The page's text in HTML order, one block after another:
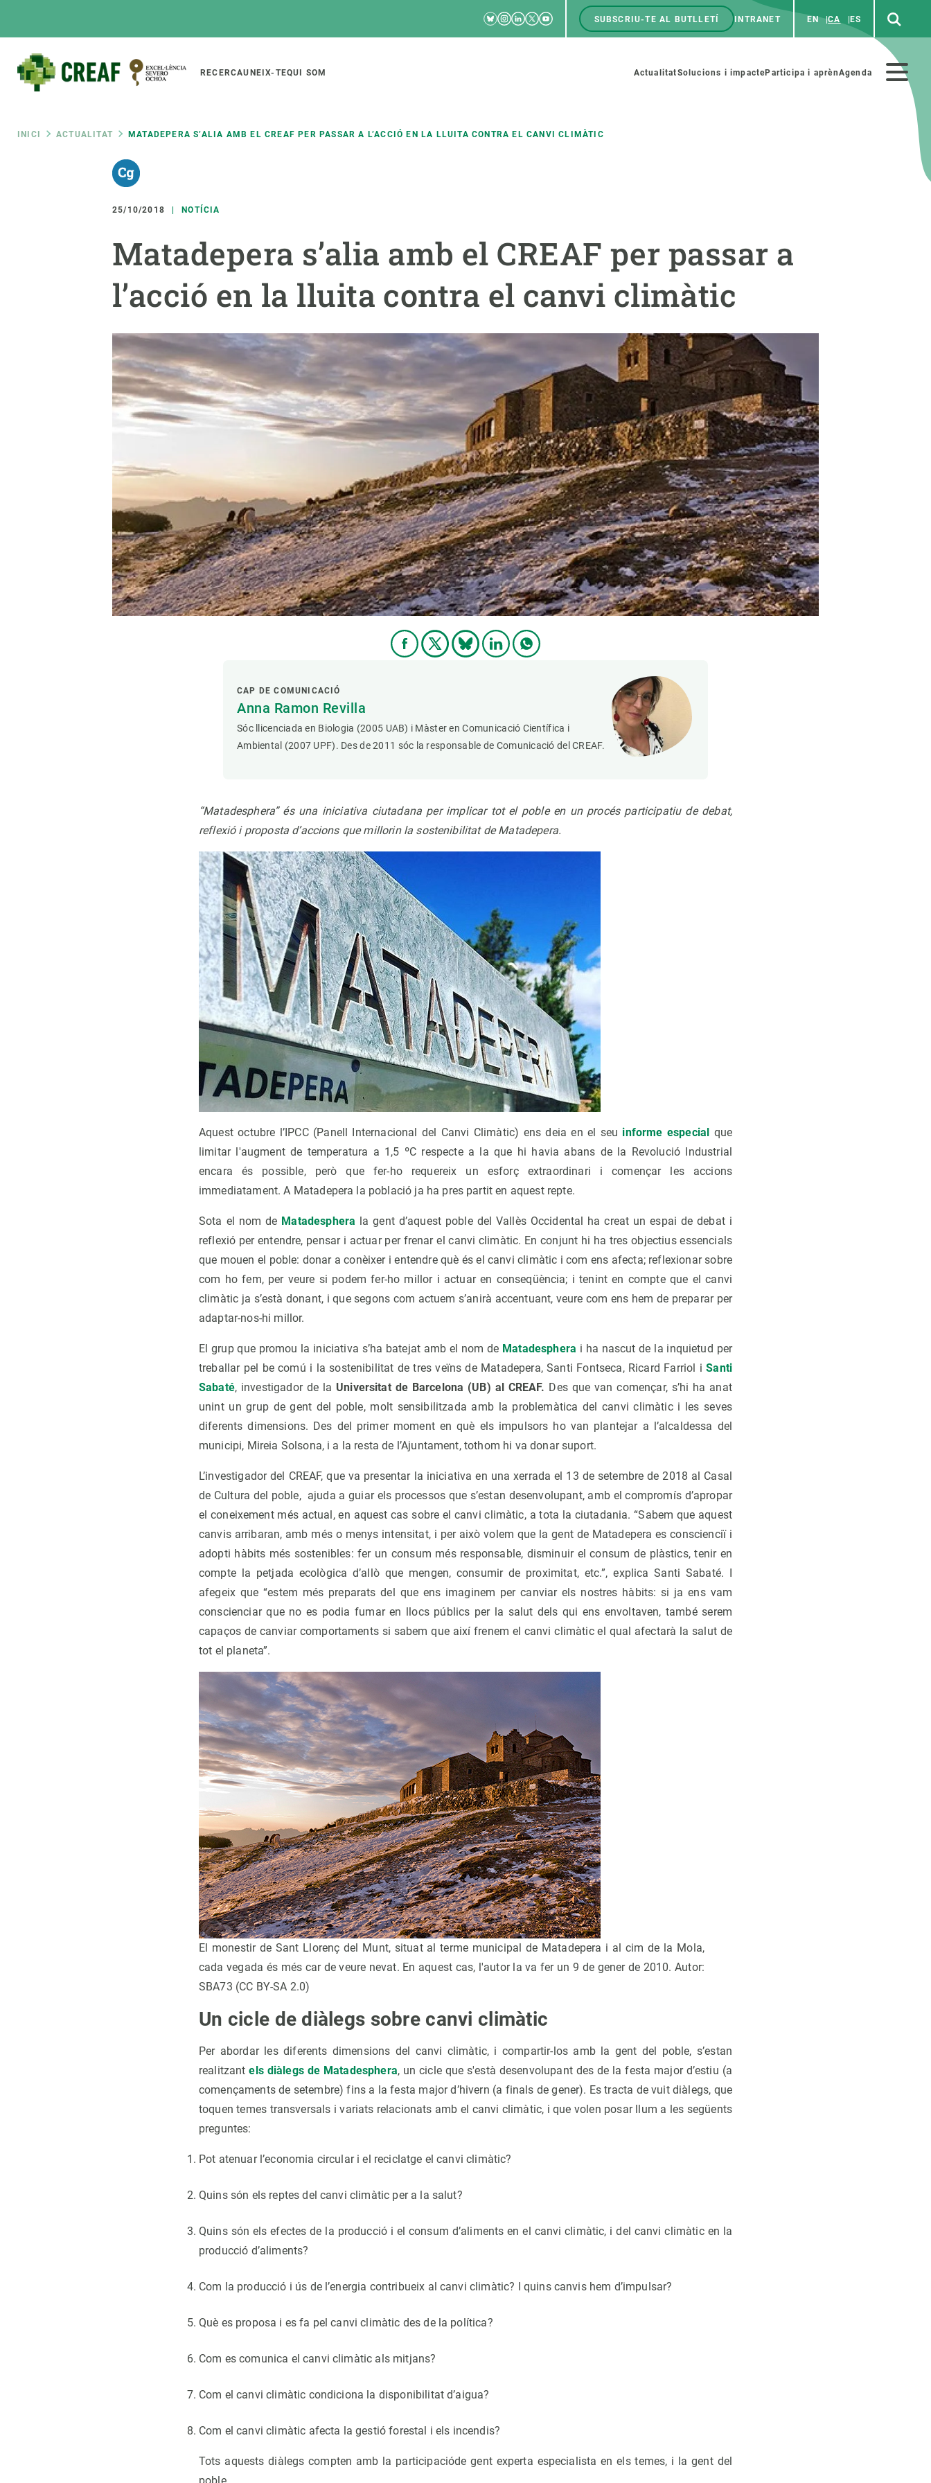
RRSS
Bluesky
Instagram
Linkedin
TwitterYoutube
Menú
SUBSCRIU-TE AL BUTLLETÍ INTRANET EN CA ES
Main
navigation
RECERCAUNEIX-TEQUI SOM
Menú
ActualitatSolucions i impacteParticipa i aprènAgenda
Fil
d'ariadna
INICI ACTUALITAT MATADEPERA S’ALIA AMB EL CREAF PER PASSAR A L’ACCIÓ EN LA LLUITA CONTRA EL CANVI CLIMÀTIC
25/10/2018 NOTÍCIA
Matadepera s’alia amb el CREAF per passar a
l’acció en la lluita contra el canvi climàtic
CAP DE COMUNICACIÓ
Anna Ramon Revilla
Sóc llicenciada en Biologia (2005 UAB) i Màster en Comunicació Científica i
Ambiental (2007 UPF). Des de 2011 sóc la responsable de Comunicació del CREAF.
“Matadesphera” és una iniciativa ciutadana per implicar tot el poble en un procés participatiu de debat,
reflexió i proposta d’accions que millorin la sostenibilitat de Matadepera.
Aquest octubre l’IPCC (Panell Internacional del Canvi Climàtic) ens deia en el seu informe especial que
limitar l'augment de temperatura a 1,5 ºC respecte a la que hi havia abans de la Revolució Industrial
encara és possible, però que fer-ho requereix un esforç extraordinari i començar les accions
immediatament. A Matadepera la població ja ha pres partit en aquest repte.
Sota el nom de Matadesphera la gent d’aquest poble del Vallès Occidental ha creat un espai de debat i
reflexió per entendre, pensar i actuar per frenar el canvi climàtic. En conjunt hi ha tres objectius essencials
que mouen el poble: donar a conèixer i entendre què és el canvi climàtic i com ens afecta; reflexionar sobre
com ho fem, per veure si podem fer-ho millor i actuar en conseqüència; i tenint en compte que el canvi
climàtic ja s’està donant, i que segons com actuem s’anirà accentuant, veure com ens hem de preparar per
adaptar-nos-hi millor.
El grup que promou la iniciativa s’ha batejat amb el nom de Matadesphera i ha nascut de la inquietud per
treballar pel be comú i la sostenibilitat de tres veïns de Matadepera, Santi Fontseca, Ricard Farriol iSanti
Sabaté, investigador de la Universitat de Barcelona (UB) al CREAF. Des que van començar, s’hi ha anat
unint un grup de gent del poble, molt sensibilitzada amb la problemàtica del canvi climàtic i les seves
diferents dimensions. Des del primer moment en què els impulsors ho van plantejar a l’alcaldessa del
municipi, Mireia Solsona, i a la resta de l’Ajuntament, tothom hi va donar suport.
L’investigador del CREAF, que va presentar la iniciativa en una xerrada el 13 de setembre de 2018 al Casal
de Cultura del poble, ajuda a guiar els processos que s’estan desenvolupant, amb el compromís d’apropar
el coneixement més actual, en aquest cas sobre el canvi climàtic, a tota la ciutadania. “Sabem que aquest
canvis arribaran, amb més o menys intensitat, i per això volem que la gent de Matadepera es conscienciï i
adopti hàbits més sostenibles: fer un consum més responsable, disminuir el consum de plàstics, tenir en
compte la petjada ecològica d’allò que mengen, consumir de proximitat, etc.”, explica Santi Sabaté. I
afegeix que “estem més preparats del que ens imaginem per canviar els nostres hàbits: si ja ens vam
conscienciar que no es podia fumar en llocs públics per la salut dels qui ens envoltaven, també serem
capaços de canviar comportaments si sabem que així frenem el canvi climàtic el qual afectarà la salut de
tot el planeta”.
El monestir de Sant Llorenç del Munt, situat al terme municipal de Matadepera i al cim de la Mola,
cada vegada és més car de veure nevat. En aquest cas, l'autor la va fer un 9 de gener de 2010. Autor:
SBA73 (CC BY-SA 2.0)
Un cicle de diàlegs sobre canvi climàtic
Per abordar les diferents dimensions del canvi climàtic, i compartir-los amb la gent del poble, s’estan
realitzantels diàlegs de Matadesphera, un cicle que s'està desenvolupant des de la festa major d’estiu (a
començaments de setembre) fins a la festa major d’hivern (a finals de gener). Es tracta de vuit diàlegs, que
toquen temes transversals i variats relacionats amb el canvi climàtic, i que volen posar llum a les següents
preguntes:
Pot atenuar l’economia circular i el reciclatge el canvi climàtic?
Quins són els reptes del canvi climàtic per a la salut?
Quins són els efectes de la producció i el consum d’aliments en el canvi climàtic, i del canvi climàtic en la
producció d’aliments?
Com la producció i ús de l’energia contribueix al canvi climàtic? I quins canvis hem d’impulsar?
Què es proposa i es fa pel canvi climàtic des de la política?
Com es comunica el canvi climàtic als mitjans?
Com el canvi climàtic condiciona la disponibilitat d’aigua?
Com el canvi climàtic afecta la gestió forestal i els incendis?
Tots aquests diàlegs compten amb la participacióde gent experta especialista en els temes, i la gent del
Featured
responsive
Responsive
menu
SOBRE NOSALTRES
Organització institucional
Infraestructures
Equitat, Diversitat i Inclusió (EDI)
Oficina de premsa
Ciència oberta i gestió del coneixement
Biodiversitat
Canvi global
Funcionament dels ecosistemes
Temes transversals
Publicacions
Synthesis Actions
Solucions
Política i gestió
Oportunitats acadèmiques
Demana la teva beca ERC
Vine de visitant o sabàtic
Segell de bones pràctiques HRS4R
Un lloc on créixer
Desenvolupament de carrera
Seminaris i activitats internes
T’oferim formació
Fes ciència amb nosaltres
Materials educatius
COL·LABORA
Esdeveniments anteriors
Canvi global
Funcionament dels ecosistemes
Observació de la terra